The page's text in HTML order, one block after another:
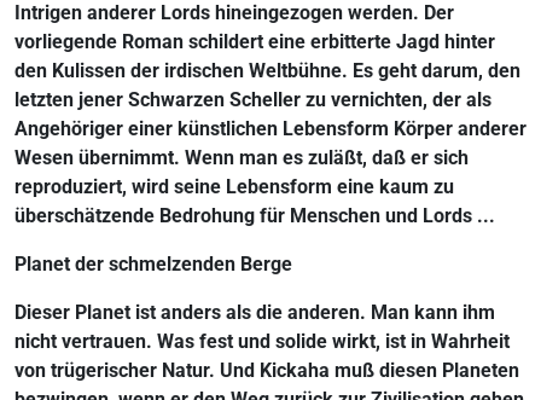
Intrigen anderer Lords hineingezogen werden. Der
vorliegende Roman schildert eine erbitterte Jagd hinter
den Kulissen der irdischen Weltbühne. Es geht darum, den
letzten jener Schwarzen Scheller zu vernichten, der als
Angehöriger einer künstlichen Lebensform Körper anderer
Wesen übernimmt. Wenn man es zuläßt, daß er sich
reproduziert, wird seine Lebensform eine kaum zu
überschätzende Bedrohung für Menschen und Lords ...
Planet der schmelzenden Berge
Dieser Planet ist anders als die anderen. Man kann ihm
nicht vertrauen. Was fest und solide wirkt, ist in Wahrheit
von trügerischer Natur. Und Kickaha muß diesen Planeten